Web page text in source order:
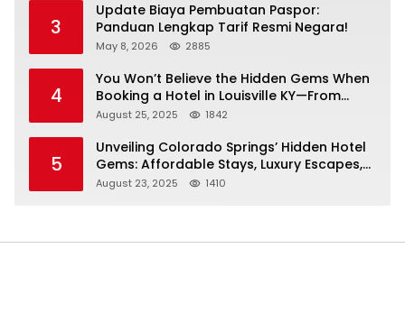
3
Update Biaya Pembuatan Paspor:
Panduan Lengkap Tarif Resmi Negara!
May 8, 2026 2885
4
You Won’t Believe the Hidden Gems When
Booking a Hotel in Louisville KY—From
Cheap to Luxe!
August 25, 2025 1842
5
Unveiling Colorado Springs’ Hidden Hotel
Gems: Affordable Stays, Luxury Escapes,
and Everything In Between!
August 23, 2025 1410